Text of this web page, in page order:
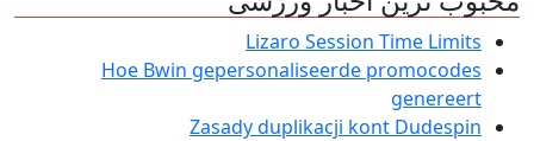
Lizaro Session Time Limits
Hoe Bwin gepersonaliseerde promocodes
genereert
Zasady duplikacji kont Dudespin